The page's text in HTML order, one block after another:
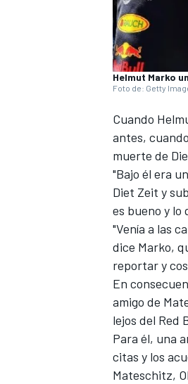
Helmut Marko
Foto de: Getty
Cuando
antes,
muerte de
"Bajo él era
Diet Zeit y
es bueno y lo
"Venía a las
dice Marko,
reportar y
En
amigo de
lejos del Red
Para él, una
citas y los
Mateschitz,